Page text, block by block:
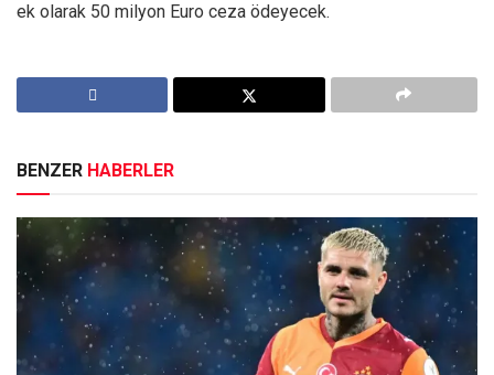
ek olarak 50 milyon Euro ceza ödeyecek.
BENZER HABERLER